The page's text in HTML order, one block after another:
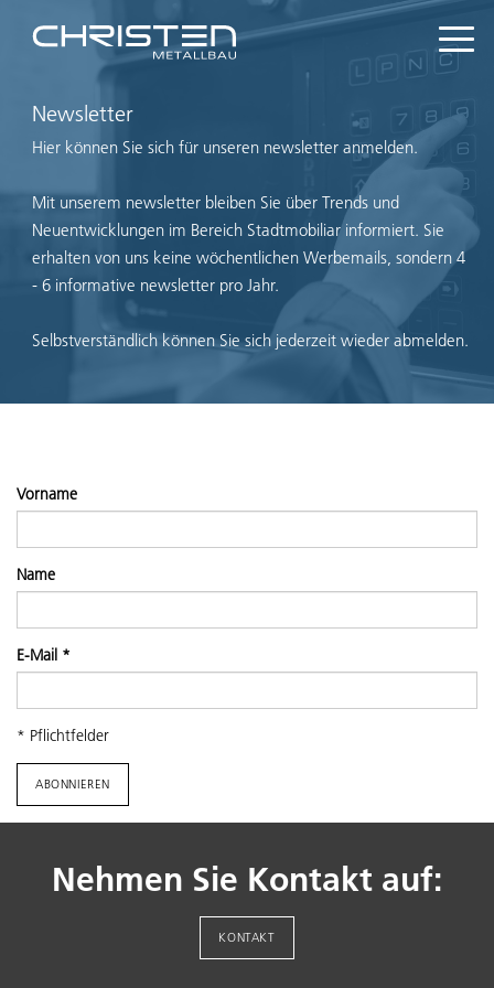
Newsletter
Hier können Sie sich für unseren newsletter anmelden.
Mit unserem newsletter bleiben Sie über Trends und
Neuentwicklungen im Bereich Stadtmobiliar informiert. Sie
erhalten von uns keine wöchentlichen Werbemails, sondern 4
- 6 informative newsletter pro Jahr.
Selbstverständlich können Sie sich jederzeit wieder abmelden.
Vorname
Name
E-Mail *
* Pflichtfelder
Nehmen Sie Kontakt auf:
KONTAKT